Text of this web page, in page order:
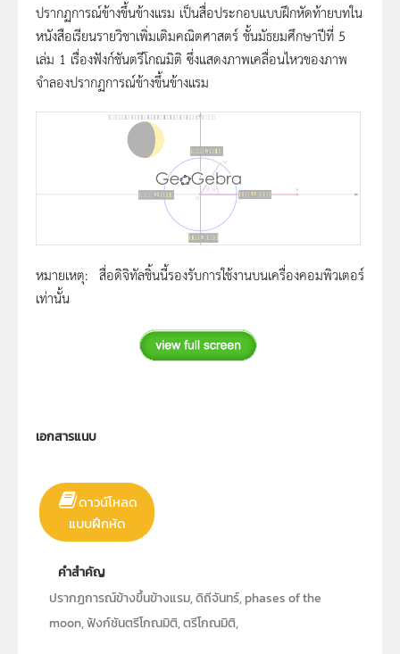
ปรากฏการณ์ข้างขึ้นข้างแรม เป็นสื่อประกอบแบบฝึกหัดท้ายบทใน
หนังสือเรียนรายวิชาเพิ่มเติมคณิตศาสตร์ ชั้นมัธยมศึกษาปีที่ 5
เล่ม 1 เรื่องฟังก์ชันตรีโกณมิติ ซึ่งแสดงภาพเคลื่อนไหวของภาพ
จำลองปรากฏการณ์ข้างขึ้นข้างแรม
หมายเหตุ: สื่อดิจิทัลชิ้นนี้รองรับการใช้งานบนเครื่องคอมพิวเตอร์
เท่านั้น
เอกสารแนบ
ดาวน์โหลด
แบบฝึกหัด
คำสำคัญ
ปรากฏการณ์ข้างขึ้นข้างแรม, ดิถีจันทร์, phases of the
moon, ฟังก์ชันตรีโกณมิติ, ตรีโกณมิติ,